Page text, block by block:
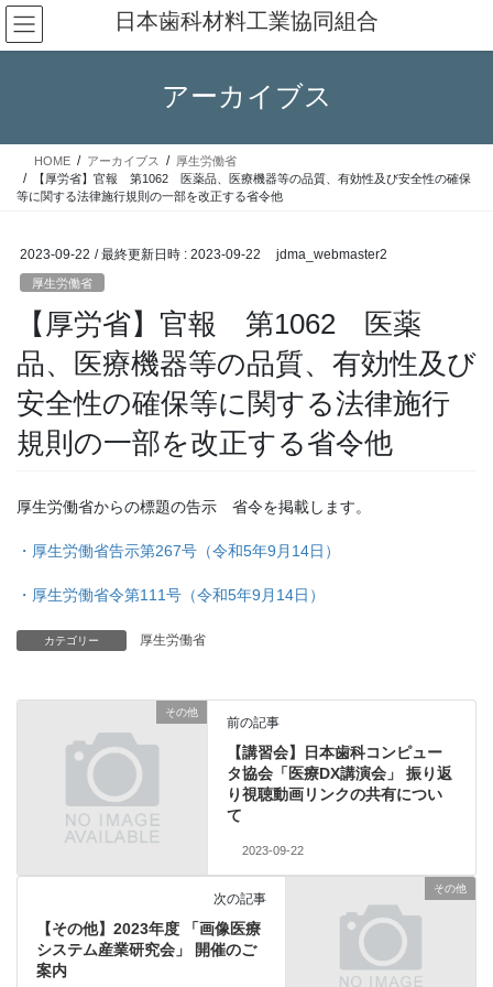
コ
ン
テ
ス
ナ
ビ
ゲ
ン
日本歯科材料工業協同組合
アーカイブス
HOME アーカイブス
厚生労働省
【厚労省】官報 第1062 医薬品、医療機器等の品質、有効性及び安全性の確保
等に関する法律施行規則の一部を改正する省令他
2023-09-22 / 最終更新日時 : 2023-09-22 jdma_webmaster2
厚生労働省
【厚労省】官報 第1062 医薬
品、医療機器等の品質、有効性及び
安全性の確保等に関する法律施行
規則の一部を改正する省令他
厚生労働省からの標題の告示 省令を掲載します。
・厚生労働省告示第267号（令和5年9月14日）
・厚生労働省令第111号（令和5年9月14日）
カテゴリー 厚生労働省
その他
前の記事
【講習会】日本歯科コンピュー
タ協会「医療DX講演会」 振り返
り視聴動画リンクの共有につい
て
2023-09-22
その他
次の記事
【その他】2023年度 「画像医療
システム産業研究会」 開催のご
案内